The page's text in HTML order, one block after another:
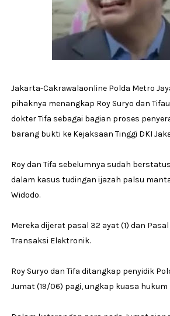
Jakarta-Cakrawalaonline Polda Metro
pihaknya menangkap Roy Suryo dan
dokter Tifa sebagai bagian proses
barang bukti ke Kejaksaan Tinggi DKI
Roy dan Tifa sebelumnya sudah
dalam kasus tudingan ijazah palsu
Widodo.
Mereka dijerat pasal 32 ayat (1) dan
Transaksi Elektronik.
Roy Suryo dan Tifa ditangkap penyidik
Jumat (19/06) pagi, ungkap kuasa hukum